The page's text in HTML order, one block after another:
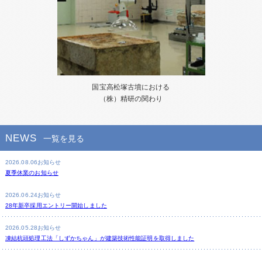
国宝高松塚古墳における
（株）精研の関わり
NEWS 一覧を見る
2026.08.06お知らせ
夏季休業のお知らせ
2026.06.24お知らせ
28年新卒採用エントリー開始しました
2026.05.28お知らせ
凍結杭頭処理工法「しずかちゃん」が建築技術性能証明を取得しました